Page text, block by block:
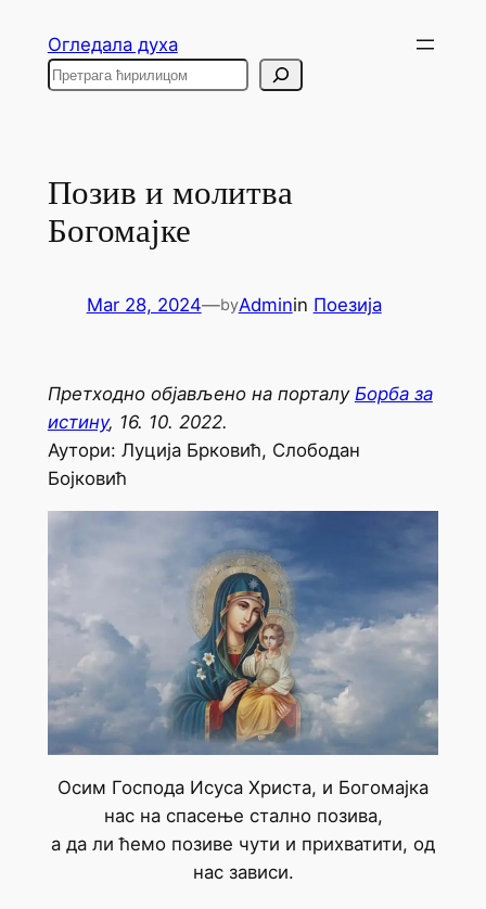
content
Огледала духа
Search
Позив и молитва
Богомајке
Mar 28, 2024—byAdminin Поезија
Претходно објављено на порталу Борба за
истину, 16. 10. 2022.
Аутори: Луција Брковић, Слободан
Бојковић
Осим Господа Исуса Христа, и Богомајка
нас на спасење стално позива,
а да ли ћемо позиве чути и прихватити, од
нас зависи.